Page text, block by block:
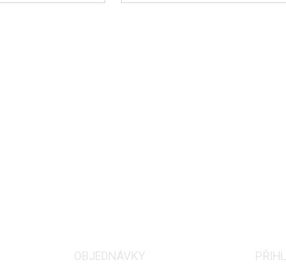
OBJEDNÁVKY